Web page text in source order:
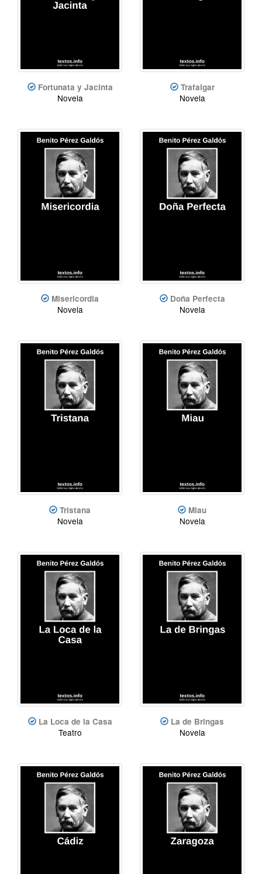
Fortunata y Jacinta
Novela
Trafalgar
Novela
Misericordia
Novela
Doña Perfecta
Novela
Tristana
Novela
Miau
Novela
La Loca de la Casa
Teatro
La de Bringas
Novela